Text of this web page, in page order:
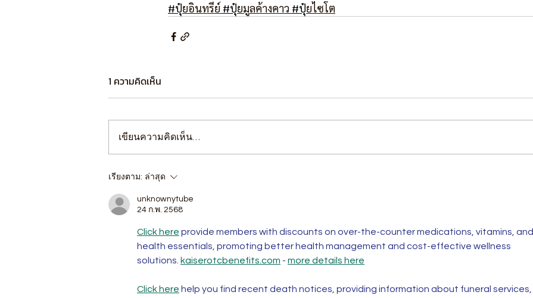
#ปุ๋ยอินทรีย์ #ปุ๋ยมูลค้างคาว #ปุ๋ยไซโต
1 ความคิดเห็น
เขียนความคิดเห็น…
เรียงตาม: ล่าสุด
unknownytube
24 ก.พ. 2568
Click here provide members with discounts on over-the-counter medications, vitamins, and
health essentials, promoting better health management and cost-effective wellness
solutions. kaiserotcbenefits.com - more details here
Click here help you find recent death notices, providing information about funeral services,